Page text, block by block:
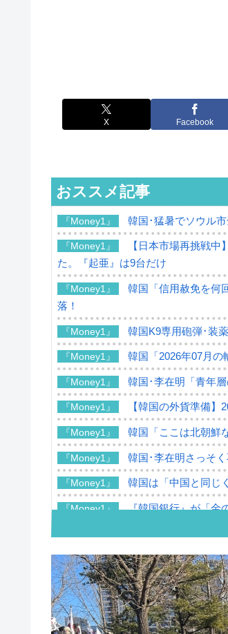
X Facebook
おススメ記事
『Money1』 韓国･猛暑でソウル
『Money1』
【日本市場再挑戦
た。『起亜』は9台だけ
『Money1』
韓国「信用赦免を何
落！
『Money1』 韓国K9専用砲弾･装
『Money1』 韓国「2026年07月の
『Money1』 韓国･李在明「青年
『Money1』 【韓国の外貨準備】
『Money1』 韓国「ここは北朝鮮
『Money1』 韓国･李在明さっそ
『Money1』 韓国は「中国と同じ
『Money1』 『韓国銀行』が「金
『Money1』 韓国･帰ってきた李
『Money1』
韓国大統領府ボンク
壟断
『Money1』 韓国･警察職員が「